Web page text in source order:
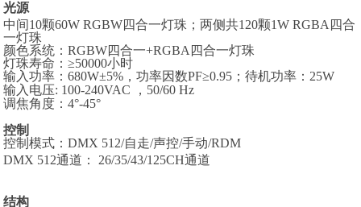
光源
中间10颗60W RGBW四合一灯珠；两侧共120颗1W RGBA四合
一灯珠
颜色系统：RGBW四合一+RGBA四合一灯珠
灯珠寿命：≥50000小时
输入功率：680W±5%，功率因数PF≥0.95；待机功率：25W
输入电压: 100-240VAC ， 50/60 Hz
调焦角度：4°-45°
控制
控制模式：DMX 512/自走/声控/手动/RDM
DMX 512通道： 26/35/43/125CH通道
结构